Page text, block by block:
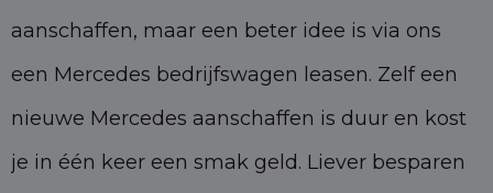
aanschaffen, maar een beter idee is via ons
een Mercedes bedrijfswagen leasen. Zelf een
nieuwe Mercedes aanschaffen is duur en kost
je in één keer een smak geld. Liever besparen